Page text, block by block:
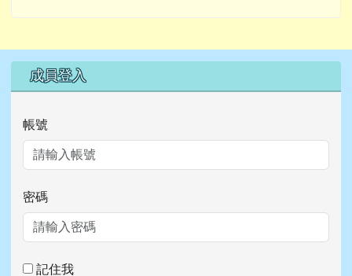
右邊區域內容
成員登入
帳號
密碼
記住我